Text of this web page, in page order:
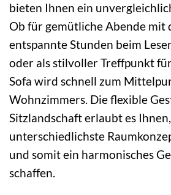
bieten Ihnen ein
Ob für gemütliche Abende mit
entspannte Stunden beim
oder als stilvoller Treffpunkt
Sofa wird schnell zum
Wohnzimmers. Die flexible
Sitzlandschaft erlaubt es
unterschiedlichste
und somit ein harmonisches
schaffen.